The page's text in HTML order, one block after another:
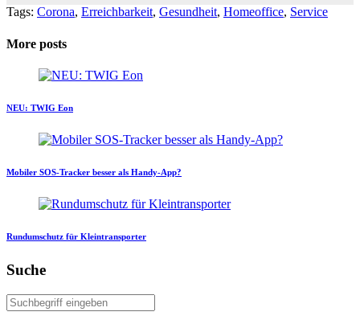
Tags: Corona, Erreichbarkeit, Gesundheit, Homeoffice, Service
More posts
NEU: TWIG Eon
Mobiler SOS-Tracker besser als Handy-App?
Rundumschutz für Kleintransporter
Suche